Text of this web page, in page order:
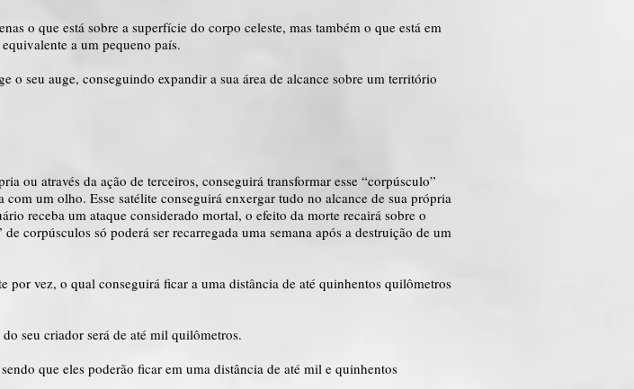
o que está sobre a superfície do corpo celeste, mas também o que está em
a um pequeno país.
seu auge, conseguindo expandir a sua área de alcance sobre um território
ou através da ação de terceiros, conseguirá transformar esse “corpúsculo”
um olho. Esse satélite conseguirá enxergar tudo no alcance de sua própria
receba um ataque considerado mortal, o efeito da morte recairá sobre o
corpúsculos só poderá ser recarregada uma semana após a destruição de um
vez, o qual conseguirá ficar a uma distância de até quinhentos quilômetros
seu criador será de até mil quilômetros.
que eles poderão ficar em uma distância de até mil e quinhentos